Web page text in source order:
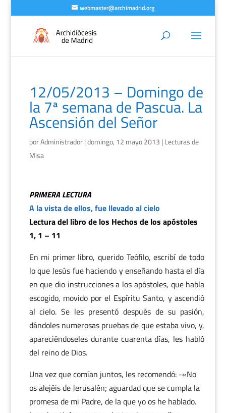
webmaster@archimadrid.org
12/05/2013 – Domingo de
la 7ª semana de Pascua. La
Ascensión del Señor
porAdministrador|domingo, 12 mayo 2013 | Lecturas de
Misa
PRIMERA LECTURA
A la vista de ellos, fue llevado al cielo
Lectura del libro de los Hechos de los apóstoles
1, 1 – 11
En mi primer libro, querido Teófilo, escribí de todo
lo que Jesús fue haciendo y enseñando hasta el día
en que dio instrucciones a los apóstoles, que habla
escogido, movido por el Espíritu Santo, y ascendió
al cielo. Se les presentó después de su pasión,
dándoles numerosas pruebas de que estaba vivo, y,
apareciéndoseles durante cuarenta días, les habló
del reino de Dios.
Una vez que comían juntos, les recomendó: -«No
os alejéis de Jerusalén; aguardad que se cumpla la
promesa de mi Padre, de la que yo os he hablado.